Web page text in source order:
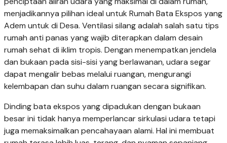
menjadikannya pilihan ideal untuk Rumah Bata Ekspos yang
Adem untuk di Desa. Ventilasi silang adalah salah satu tips
rumah anti panas yang wajib diterapkan dalam desain
rumah sehat di iklim tropis. Dengan menempatkan jendela
dan bukaan pada sisi-sisi yang berlawanan, udara segar
dapat mengalir bebas melalui ruangan, mengurangi
kelembapan dan suhu dalam ruangan secara signifikan.
Dinding bata ekspos yang dipadukan dengan bukaan
besar ini tidak hanya memperlancar sirkulasi udara tetapi
juga memaksimalkan pencahayaan alami. Hal ini membuat